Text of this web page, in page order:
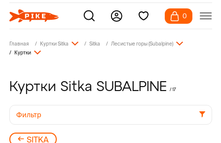
0
Главная Куртки Sitka Sitka
Лесистые горы (Subalpine)
Куртки
Куртки Sitka SUBALPINE / 17
Фильтр
SITKA